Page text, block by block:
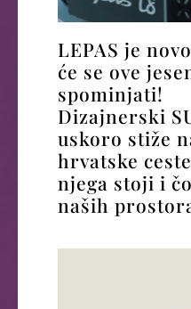
LEPAS je
će se ove
spominjati!
Dizajnerski
uskoro stiže
hrvatske
njega stoji i
naših